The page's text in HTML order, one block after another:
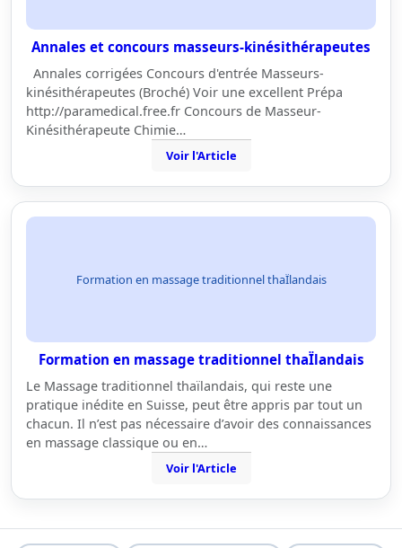
Annales et concours masseurs-kinésithérapeutes
Annales corrigées Concours d'entrée Masseurs-
kinésithérapeutes (Broché) Voir une excellent Prépa
http://paramedical.free.fr Concours de Masseur-
Kinésithérapeute Chimie…
Voir l'Article
Formation en massage traditionnel thaÏlandais
Formation en massage traditionnel thaÏlandais
Le Massage traditionnel thaïlandais, qui reste une
pratique inédite en Suisse, peut être appris par tout un
chacun. Il n’est pas nécessaire d’avoir des connaissances
en massage classique ou en…
Voir l'Article